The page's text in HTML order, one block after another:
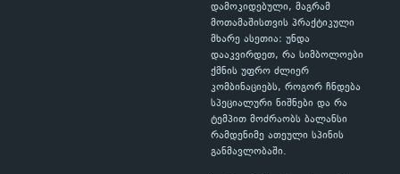
დამოკიდებული, მაგრამ
მოთამაშისთვის პრაქტიკული
მხარე ასეთია: უნდა
დააკვირდეთ, რა სიმბოლოები
ქმნის უფრო ძლიერ
კომბინაციებს, როგორ ჩნდება
სპეციალური ნიშნები და რა
ტემპით მოძრაობს ბალანსი
რამდენიმე ათეული სპინის
განმავლობაში.